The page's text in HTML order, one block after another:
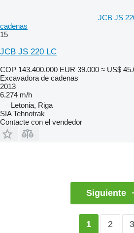
JCB JS
cadenas
15
JCB JS 220 LC
COP 143.400.000 EUR 39.000 ≈ US$
Excavadora de cadenas
2013
6.274 m/h
Letonia, Riga
SIA Tehnotrak
Contacte con el vendedor
Siguiente
1 2 3